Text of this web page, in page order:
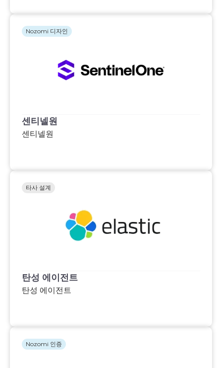
센티넬원
센티넬원
Nozomi 디자인
탄성 에이전트
탄성 에이전트
타사 설계
Nozomi 인증